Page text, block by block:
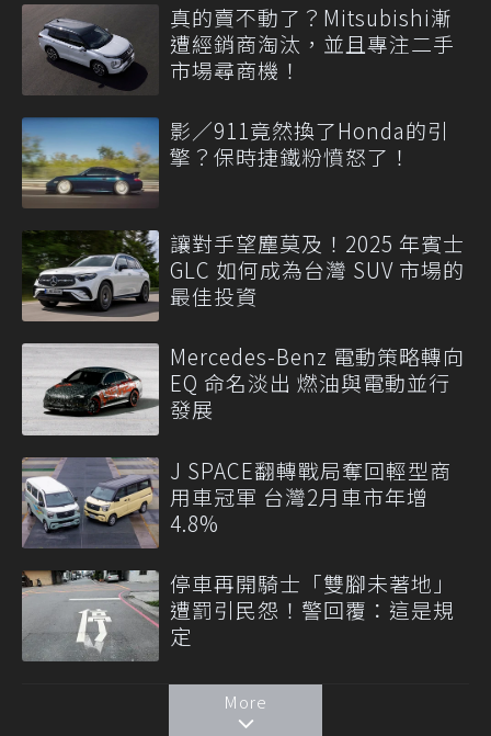
真的賣不動了？Mitsubishi漸
遭經銷商淘汰，並且專注二手
市場尋商機！
影／911竟然換了Honda的引
擎？保時捷鐵粉憤怒了！
讓對手望塵莫及！2025 年賓士
GLC 如何成為台灣 SUV 市場的
最佳投資
Mercedes-Benz 電動策略轉向
EQ 命名淡出 燃油與電動並行
發展
J SPACE翻轉戰局奪回輕型商
用車冠軍 台灣2月車市年增
4.8%
停車再開騎士「雙腳未著地」
遭罰引民怨！警回覆：這是規
定
More